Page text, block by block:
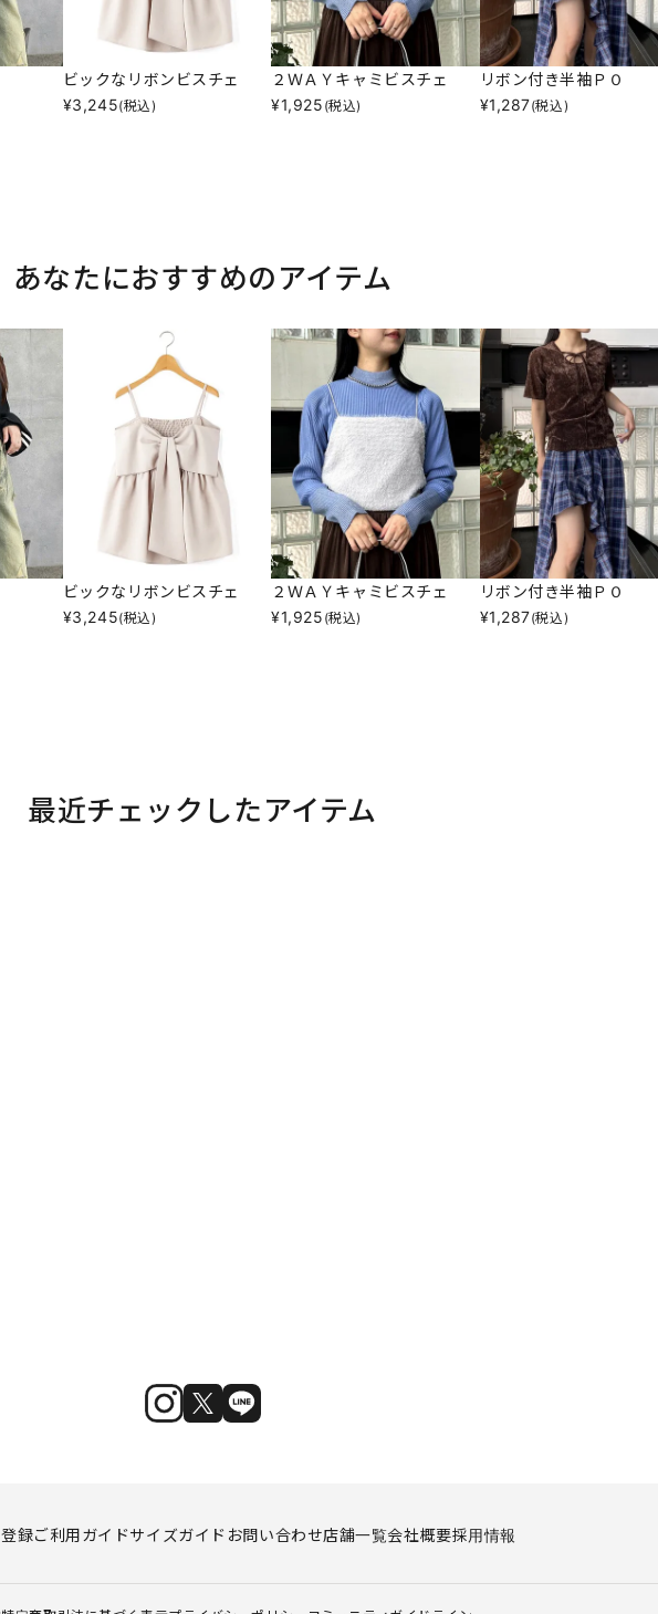
ビックなリボンビスチェ
¥3,245(税込)
２ＷＡＹキャミビスチェ
¥1,925 (税込)
リボン付き半袖ＰＯ
¥1,287(税込)
あなたにおすすめのアイテム
ビックなリボンビスチェ
¥3,245(税込)
２ＷＡＹキャミビスチェ
¥1,925 (税込)
リボン付き半袖ＰＯ
¥1,287(税込)
最近チェックしたアイテム
録ご利用ガイドサイズガイド お問い合わせ店舗一覧会社概要採用情報